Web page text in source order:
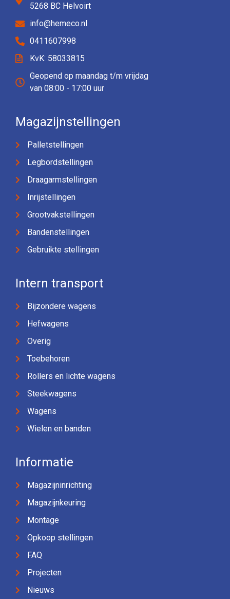
5268 BC Helvoirt
info@hemeco.nl
0411607998
KvK: 58033815
Geopend op maandag t/m vrijdag
van 08:00 - 17:00 uur
Magazijnstellingen
Palletstellingen
Legbordstellingen
Draagarmstellingen
Inrijstellingen
Grootvakstellingen
Bandenstellingen
Gebruikte stellingen
Intern transport
Bijzondere wagens
Hefwagens
Overig
Toebehoren
Rollers en lichte wagens
Steekwagens
Wagens
Wielen en banden
Informatie
Magazijninrichting
Magazijnkeuring
Montage
Opkoop stellingen
FAQ
Projecten
Nieuws